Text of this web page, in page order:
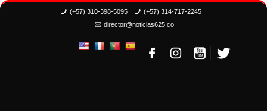
(+57) 310-398-5095
(+57) 314-717-2245
director@noticias625.co